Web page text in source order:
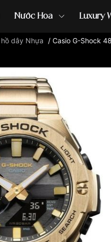
Nước Hoa Luxury
Đồng hồ casio đồng hồ G-Shock
dây Nhựa / Casio G-Shock